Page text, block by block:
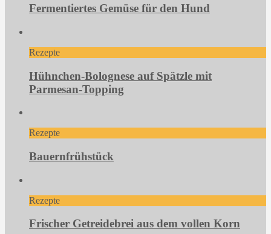
Fermentiertes Gemüse für den Hund
Rezepte
Hühnchen-Bolognese auf Spätzle mit
Parmesan-Topping
Rezepte
Bauernfrühstück
Rezepte
Frischer Getreidebrei aus dem vollen Korn